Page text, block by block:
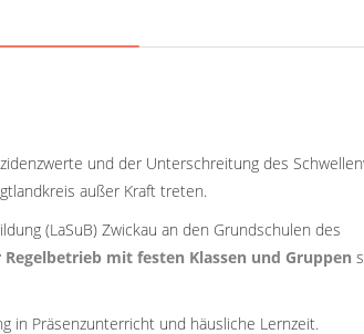
und der Unterschreitung des
außer Kraft treten.
(LaSuB) Zwickau an den Grundschulen des
mit festen Klassen und Gruppen
in Präsenzunterricht und häusliche Lernzeit.